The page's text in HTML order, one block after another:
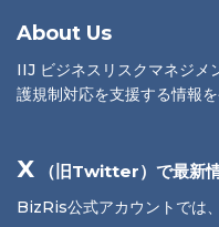
About Us
IIJ ビジネスリスクマネジメ
護規制対応を支援する情報を
X （旧Twitter）で最新
BizRis公式アカウントでは